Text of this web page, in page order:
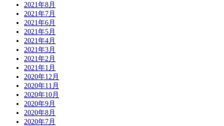
2021年8月
2021年7月
2021年6月
2021年5月
2021年4月
2021年3月
2021年2月
2021年1月
2020年12月
2020年11月
2020年10月
2020年9月
2020年8月
2020年7月